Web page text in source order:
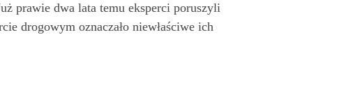
prawie dwa lata temu eksperci poruszyli
drogowym oznaczało niewłaściwe ich